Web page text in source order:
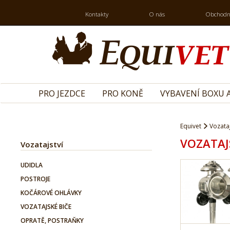
Kontakty O nás
PRO JEZDCE PRO KONĚ VYBAVENÍ BOXU
Vozatajství
UDIDLA
POSTROJE
KOČÁROVÉ OHLÁVKY
VOZATAJSKÉ BIČE
OPRATĚ, POSTRAŇKY
Equivet